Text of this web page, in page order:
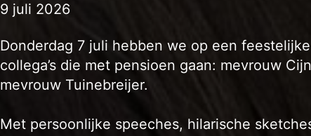
9 juli 2026
Donderdag 7 juli hebben we op een
collega’s die met pensioen gaan: mevrouw
mevrouw Tuinebreijer.
Met persoonlijke speeches, hilarische